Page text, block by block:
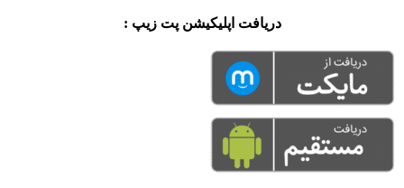
دریافت اپلیکیشن پت زیپ :